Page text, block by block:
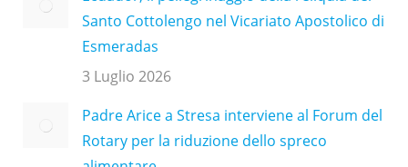
Santo Cottolengo nel Vicariato Apostolico di
Esmeradas
3 Luglio 2026
Padre Arice a Stresa interviene al Forum del
Rotary per la riduzione dello spreco